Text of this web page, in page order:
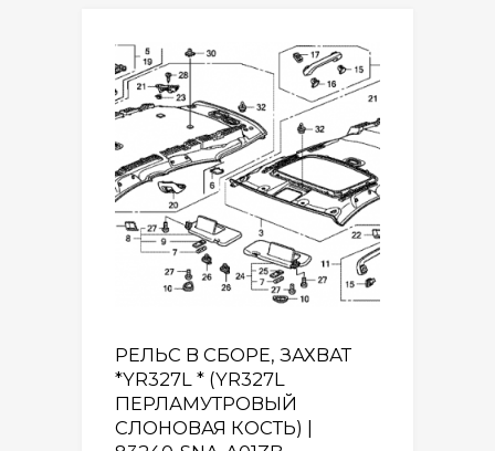
РЕЛЬС В СБОРЕ, ЗАХВАТ
*YR327L * (YR327L
ПЕРЛАМУТРОВЫЙ
СЛОНОВАЯ КОСТЬ) |